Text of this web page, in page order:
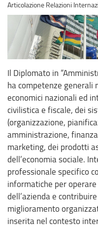
Articolazione Relazioni
Il Diplomato in
ha competenze generali
economici nazionali ed
civilistica e fiscale, dei
(organizzazione,
amministrazione,
marketing, dei prodotti
dell’economia sociale.
professionale specifico
informatiche per
dell’azienda e
miglioramento
inserita nel contesto